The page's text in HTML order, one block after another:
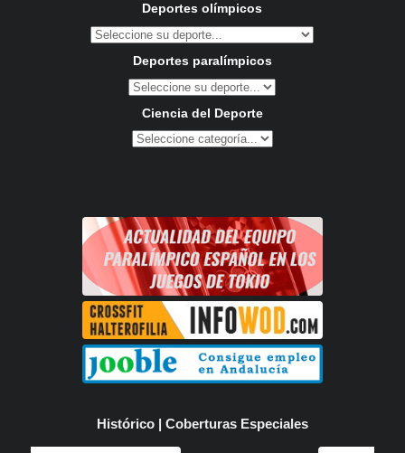
Deportes olímpicos
Deportes paralímpicos
Ciencia del Deporte
Histórico | Coberturas Especiales